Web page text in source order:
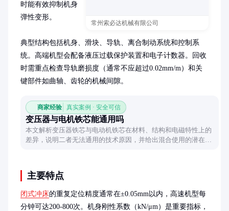
常州索必达机械有限公司
时能有效抑制机身
弹性变形。
典型结构包括机身、滑块、导轨、离合制动系统和控制系
统。高端机型会配备液压过载保护装置和电子计数器。回收
时需重点检查导轨磨损度（通常不应超过0.02mm/m）和关
键部件如曲轴、齿轮的机械间隙。
商家经验 真实案例 · 安全可信
变压器与电机铁芯能通用吗
本文解析变压器铁芯与电动机铁芯在材料、结构和电磁特性上的
差异，说明二者无法通用的技术原因，并给出混合使用的潜在风
主要特点
闭式冲床的重复定位精度通常在±0.05mm以内，高速机型每
分钟可达200-800次。机身刚性系数（kN/μm）是重要指标，